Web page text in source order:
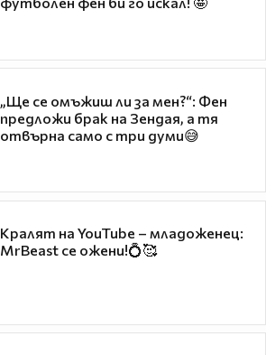
„Ще се омъжиш ли за мен?“: Фен
предложи брак на Зендая, а тя
отвърна само с три думи😅
Кралят на YouTube – младоженец:
MrBeast се ожени!💍🥰